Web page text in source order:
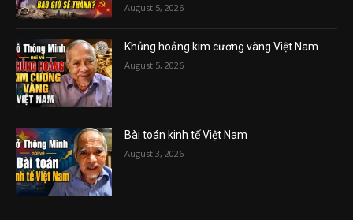
August 5, 2026
Khủng hoảng kim cương vàng Việt Nam
August 5, 2026
Bài toán kinh tế Việt Nam
August 3, 2026